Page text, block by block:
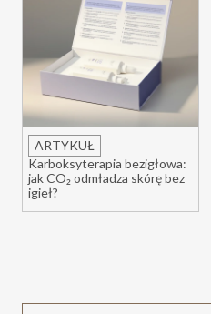
ARTYKUŁ
Karboksyterapia bezigłowa:
jak CO₂ odmładza skórę bez
igieł?